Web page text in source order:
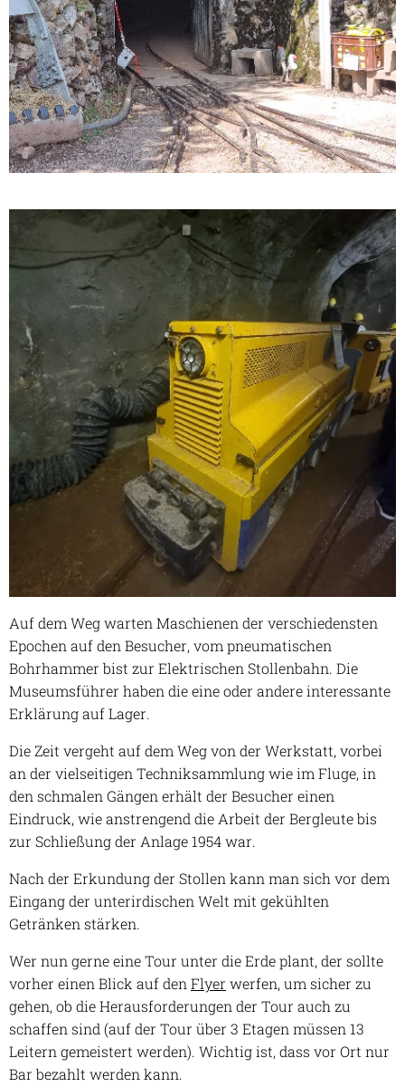
Auf dem Weg warten Maschienen der verschiedensten
Epochen auf den Besucher, vom pneumatischen
Bohrhammer bist zur Elektrischen Stollenbahn. Die
Museumsführer haben die eine oder andere interessante
Erklärung auf Lager.
Die Zeit vergeht auf dem Weg von der Werkstatt, vorbei
an der vielseitigen Techniksammlung wie im Fluge, in
den schmalen Gängen erhält der Besucher einen
Eindruck, wie anstrengend die Arbeit der Bergleute bis
zur Schließung der Anlage 1954 war.
Nach der Erkundung der Stollen kann man sich vor dem
Eingang der unterirdischen Welt mit gekühlten
Getränken stärken.
Wer nun gerne eine Tour unter die Erde plant, der sollte
vorher einen Blick auf den Flyer werfen, um sicher zu
gehen, ob die Herausforderungen der Tour auch zu
schaffen sind (auf der Tour über 3 Etagen müssen 13
Leitern gemeistert werden). Wichtig ist, dass vor Ort nur
Bar bezahlt werden kann.